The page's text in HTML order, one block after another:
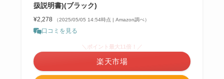
扱説明書)(ブラック)
¥2,278 （2025/05/05 14:54時点 | Amazon調べ）
口コミを見る
＼ポイント最大11倍！／
楽天市場